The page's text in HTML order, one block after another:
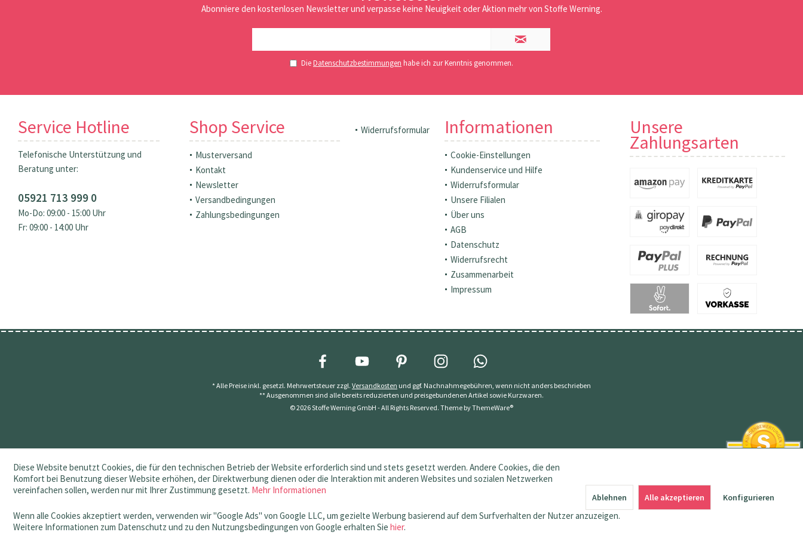
Abonniere den kostenlosen Newsletter und verpasse keine Neuigkeit oder Aktion mehr von Stoffe Werning.
DieDatenschutzbestimmungen habe ich zur Kenntnis genommen.
Service Hotline
Telefonische Unterstützung und
Beratung unter:
05921 713 999 0
Mo-Do: 09:00 - 15:00 Uhr
Fr: 09:00 - 14:00 Uhr
Shop Service
Musterversand
Kontakt
Newsletter
Versandbedingungen
Zahlungsbedingungen
Widerrufsformular Informationen
Cookie-Einstellungen
Kundenservice und Hilfe
Widerrufsformular
Unsere Filialen
Über uns
AGB
Datenschutz
Widerrufsrecht
Zusammenarbeit
Impressum
Unsere
Zahlungsarten
* Alle Preise inkl. gesetzl. Mehrwertsteuer zzgl. Versandkosten und ggf. Nachnahmegebühren, wenn nicht anders beschrieben
** Ausgenommen sind alle bereits reduzierten und preisgebundenen Artikel sowie Kurzwaren.
© 2026 Stoffe Werning GmbH - All Rights Reserved. Theme byThemeWare®
Diese Website benutzt Cookies, die für den technischen Betrieb der Website erforderlich sind und stets gesetzt werden. Andere Cookies, die den
Komfort bei Benutzung dieser Website erhöhen, der Direktwerbung dienen oder die Interaktion mit anderen Websites und sozialen Netzwerken
vereinfachen sollen, werden nur mit Ihrer Zustimmung gesetzt. Mehr Informationen
Wenn alle Cookies akzeptiert werden, verwenden wir "Google Ads" von Google LLC, um gezielte Werbung basierend auf dem Surfverhalten der Nutzer anzuzeigen.
Weitere Informationen zum Datenschutz und zu den Nutzungsbedingungen von Google erhalten Sie hier.
Ablehnen Alle akzeptieren Konfigurieren
aus 145 Bewertungen